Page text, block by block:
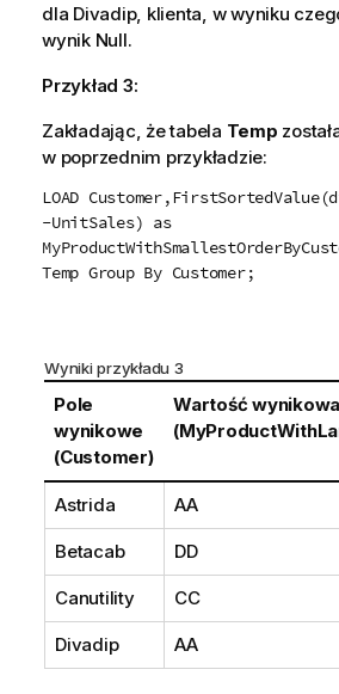
dla Divadip, klienta, w wyniku
wynik Null.
Przykład 3:
Zakładając, że tabela Temp
w poprzednim przykładzie:
LOAD
-UnitSales) as
Temp Group By Customer;
Wyniki przykładu 3
Pole
wynikowe
(Customer)
Wartość wynikowa
Astrida AA
Betacab DD
Canutility CC
Divadip AA